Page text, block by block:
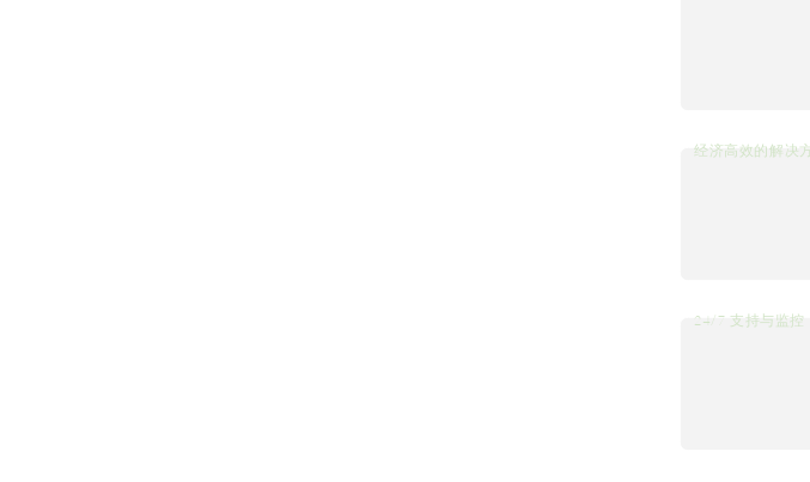
经济高效的解决
24/7 支持与监控